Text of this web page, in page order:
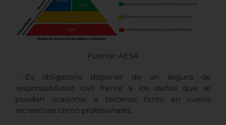
Fuente: AESA
• Es obligatorio disponer de un seguro de
responsabilidad civil frente a los daños que se
puedan ocasionar a terceros, tanto en vuelos
recreativos como profesionales.